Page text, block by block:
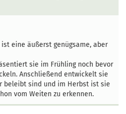
eine äußerst genügsame, aber
sie im Frühling noch bevor
Anschließend entwickelt sie
beleibt sind und im Herbst ist sie
vom Weiten zu erkennen.